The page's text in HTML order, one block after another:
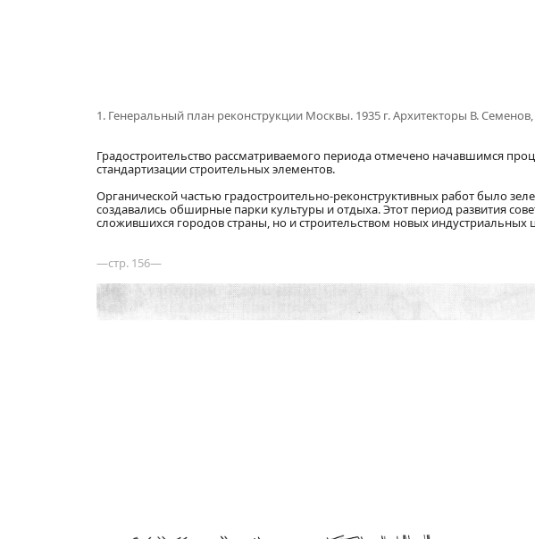
1. Генеральный план реконструкции Москвы. 1935 г. Архитекторы В.
Градостроительство рассматриваемого периода отмечено начавшимся
стандартизации строительных элементов.
Органической частью градостроительно-реконструктивных работ было
создавались обширные парки культуры и отдыха. Этот период развития
сложившихся городов страны, но и строительством новых
—стр. 156—